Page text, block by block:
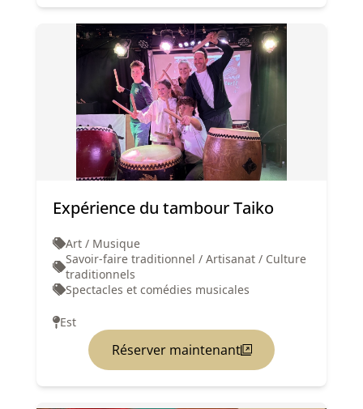
Expérience du tambour Taiko
Art / Musique
Savoir-faire traditionnel / Artisanat / Culture
traditionnels
Spectacles et comédies musicales
Est
Réserver maintenant